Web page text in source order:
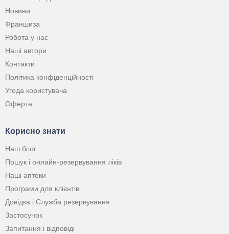
Новини
Франшиза
Робота у нас
Наші автори
Контакти
Політика конфіденційності
Угода користувача
Оферта
Корисно знати
Наш блог
Пошук і онлайн-резервування ліків
Наші аптеки
Програми для клієнтів
Довідка і Служба резервування
Застосунок
Запитання і відповіді